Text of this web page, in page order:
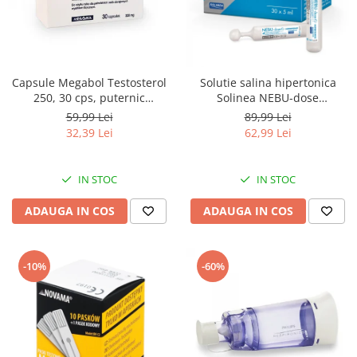
Pulsoximetre
Accesorii
Monitorizare medicala
Stetoscoape
Consumabile medicale
Ser fiziologic
Suporturi ortopedice si orteze
Diverse
Ingrijire personala & cosmetice
Ingrijire personala
Capsule Megabol Testosterol
250, 30 cps, puternic
anabolizant natural, creste
nivelul de testosteron
59,99 Lei
32,39 Lei
IN STOC
ADAUGA IN COS
Solutie salina hipertonica
Solinea NEBU-dose
concentratie 3%, 30
monodoze x 5 ml
89,99 Lei
62,99 Lei
IN STOC
ADAUGA IN COS
-10% -60%